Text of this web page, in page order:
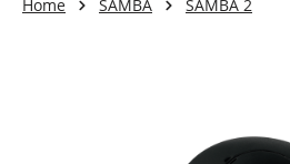
Home SAMBA SAMBA 2